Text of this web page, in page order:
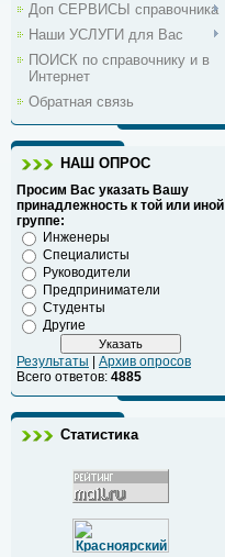
Доп СЕРВИСЫ справочника
Наши УСЛУГИ для Вас
ПОИСК по справочнику и в
Интернет
Обратная связь
НАШ ОПРОС
Просим Вас указать Вашу
принадлежность к той или иной
группе:
Инженеры
Специалисты
Руководители
Предприниматели
Студенты
Другие
Результаты
Архив опросов
Всего ответов: 4885
Статистика